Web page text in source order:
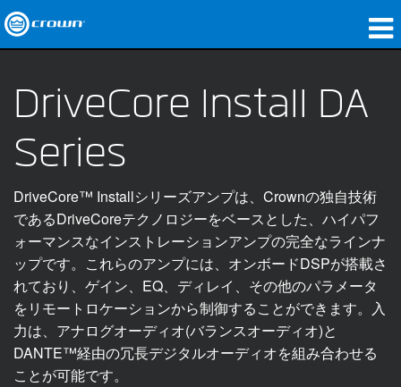
アプリケーション
ネットワークオーディオ
導入事例
私たちのストーリー
トレーニング
サポート
DriveCore Install DA
Series
DriveCore™ Installシリーズアンプは、Crownの独自技術
であるDriveCoreテクノロジーをベースとした、ハイパフ
ォーマンスなインストレーションアンプの完全なラインナ
ップです。これらのアンプには、オンボードDSPが搭載さ
れており、ゲイン、EQ、ディレイ、その他のパラメータ
をリモートロケーションから制御することができます。入
力は、アナログオーディオ(バランスオーディオ)と
DANTE™経由の冗長デジタルオーディオを組み合わせる
ことが可能です。